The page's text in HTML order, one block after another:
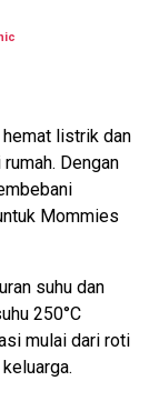
listrik dan
Dengan
Mommies
suhu dan
250°C
mulai dari roti